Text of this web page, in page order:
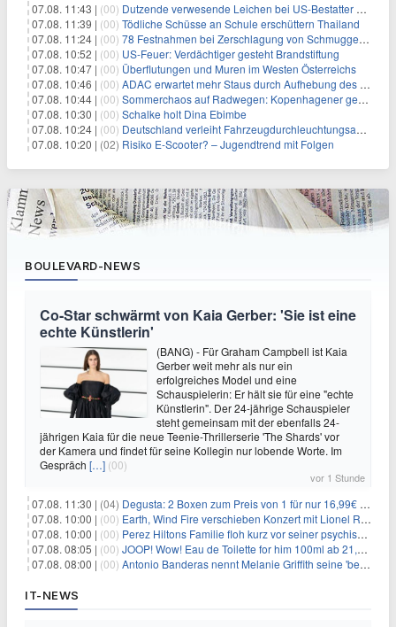
07.08. 11:43 | (00) Dutzende verwesende Leichen bei US-Bestatter gefunden
07.08. 11:39 | (00) Tödliche Schüsse an Schule erschüttern Thailand
07.08. 11:24 | (00) 78 Festnahmen bei Zerschlagung von Schmuggelnetzwerk in Spanien
07.08. 10:52 | (00) US-Feuer: Verdächtiger gesteht Brandstiftung
07.08. 10:47 | (00) Überflutungen und Muren im Westen Österreichs
07.08. 10:46 | (00) ADAC erwartet mehr Staus durch Aufhebung des Lkw-Fahrverbots
07.08. 10:44 | (00) Sommerchaos auf Radwegen: Kopenhagener genervt von Touristen
07.08. 10:30 | (00) Schalke holt Dina Ebimbe
07.08. 10:24 | (00) Deutschland verleiht Fahrzeugdurchleuchtungsanlagen an Israel
07.08. 10:20 | (02) Risiko E-Scooter? – Jugendtrend mit Folgen
BOULEVARD-NEWS
Co-Star schwärmt von Kaia Gerber: 'Sie ist eine
echte Künstlerin'
(BANG) - Für Graham Campbell ist Kaia
Gerber weit mehr als nur ein
erfolgreiches Model und eine
Schauspielerin: Er hält sie für eine "echte
Künstlerin". Der 24-jährige Schauspieler
steht gemeinsam mit der ebenfalls 24-
jährigen Kaia für die neue Teenie-Thrillerserie 'The Shards' vor
der Kamera und findet für seine Kollegin nur lobende Worte. Im
Gespräch […] (00)
vor 1 Stunde
07.08. 11:30 | (04) Degusta: 2 Boxen zum Preis von 1 für nur 16,99€ inkl. Versand
07.08. 10:00 | (00) Earth, Wind Fire verschieben Konzert mit Lionel Richie nach medizinischem Notfall
07.08. 10:00 | (00) Perez Hiltons Familie floh kurz vor seiner psychischen Krise aus dem Haus
07.08. 08:05 | (00) JOOP! Wow! Eau de Toilette for him 100ml ab 21,84€ im Sparabo
07.08. 08:00 | (00) Antonio Banderas nennt Melanie Griffith seine 'beste Freundin'
IT-NEWS